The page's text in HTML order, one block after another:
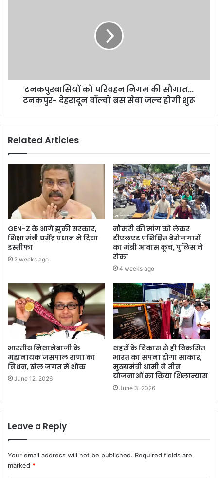
टनकपुरवासियों को परिवहन निगम की सौगात...
टनकपुर- देहरादून वॉल्वो बस सेवा जल्द होगी शुरू
Related Articles
GEN-Z के आगे झुकी सरकार,
शिक्षा मंत्री धर्मेंद्र प्रधान ने दिया
इस्तीफा
2 weeks ago
नौकरी की मांग को लेकर
डीएलएड प्रशिक्षित बेरोजगारों
का मंत्री आवास कूच, पुलिस ने
रोका
4 weeks ago
भारतीय निशानेबाजी के
महानायक जसपाल राणा का
निधन, खेल जगत में शोक
June 12, 2026
शहरों के विकास से ही विकसित
भारत का सपना होगा साकार,
मुख्यमंत्री धामी ने तीन
योजनाओं का किया शिलान्यास
June 3, 2026
Leave a Reply
Your email address will not be published. Required fields are
marked *